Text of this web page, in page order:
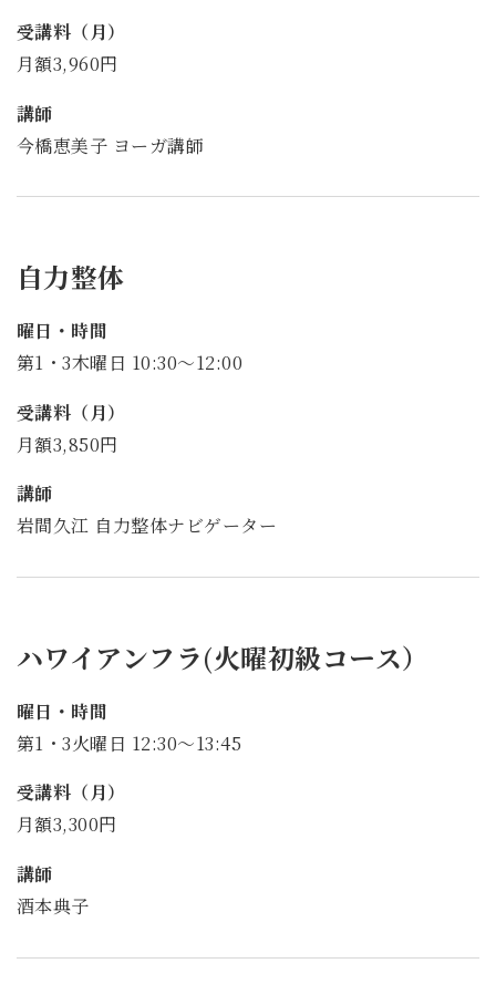
受講料（月）
月額3,960円
講師
今橋恵美子 ヨーガ講師
自力整体
曜日・時間
第1・3木曜日 10:30～12:00
受講料（月）
月額3,850円
講師
岩間久江 自力整体ナビゲーター
ハワイアンフラ(火曜初級コース）
曜日・時間
第1・3火曜日 12:30～13:45
受講料（月）
月額3,300円
講師
酒本典子